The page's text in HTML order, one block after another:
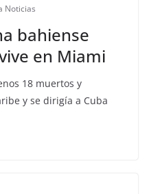
Noticias
bahiense
en Miami
18 muertos y
y se dirigía a Cuba